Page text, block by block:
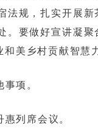
规，扎实开展
要做好宣讲凝
美乡村贡献智慧
项。
列席会议。